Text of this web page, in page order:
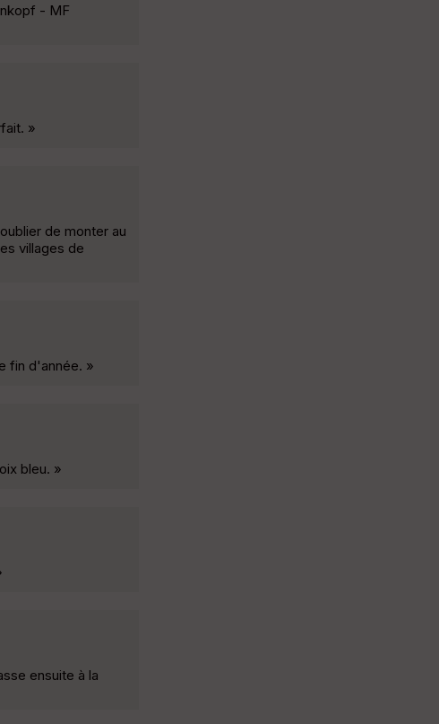
- MF
»
de monter au
villages de
fin d'année. »
bleu. »
ensuite à la